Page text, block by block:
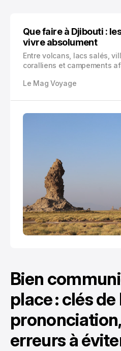
Que faire à Djibouti :
vivre absolument
Entre volcans, lacs salés,
coralliens et campements
localisées et utiles pour
Le Mag Voyage
Bien
place : clés de
erreurs à